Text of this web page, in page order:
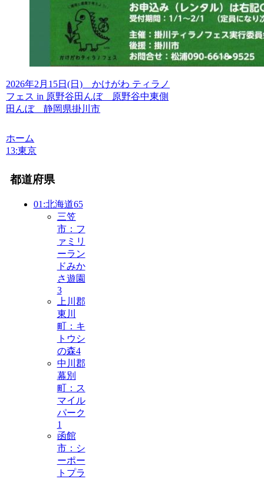
2026年2月15日(日) かけがわ ティラノ
フェス in 原野谷田んぼ 原野谷中東側
田んぼ 静岡県掛川市
ホーム
13:東京
都道府県
01:北海道65
三笠
市：フ
ァミリ
ーラン
ドみか
さ遊園
3
上川郡
東川
町：キ
トウシ
の森4
中川郡
幕別
町：ス
マイル
パーク
1
函館
市：シ
ーポー
トプラ